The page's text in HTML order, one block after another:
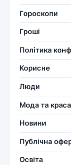
Гороскопи
Гроші
Політика
Корисне
Люди
Мода та краса
Новини
Публічна
Освіта